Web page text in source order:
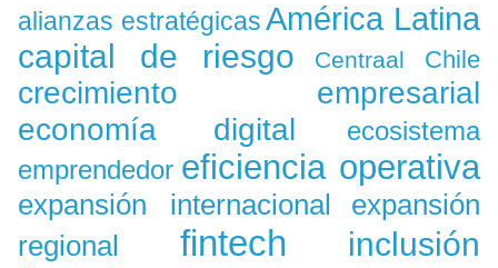
alianzas estratégicas América Latina
capital de riesgo Centraal Chile
crecimiento empresarial
economía digital
ecosistema
emprendedor eficiencia operativa
expansión internacional
expansión
regional
fintech
inclusión